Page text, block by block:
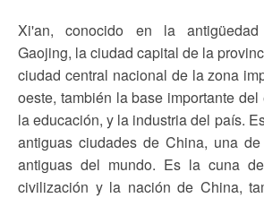
Xi'an, conocido en la antigüedad
Gaojing, la ciudad capital de la
ciudad central nacional de la zona
oeste, también la base importante
la educación, y la industria del país.
antiguas ciudades de China, una
antiguas del mundo. Es la cuna
civilización y la nación de China,